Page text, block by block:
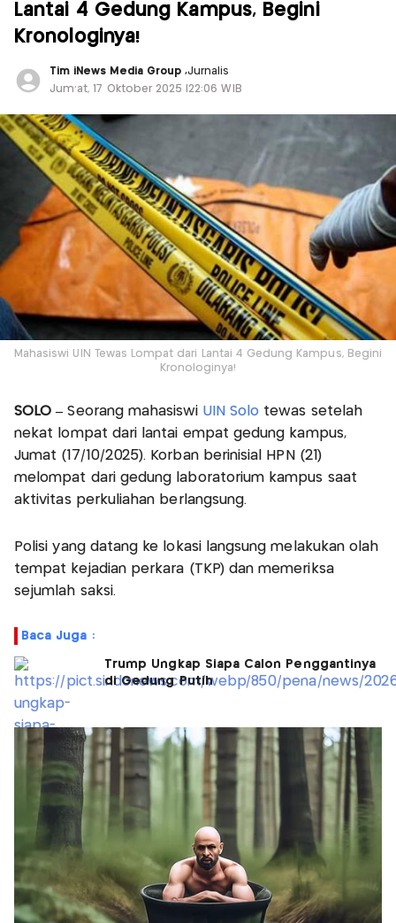
Lantai 4 Gedung Kampus, Begini
Kronologinya!
Tim iNews Media Group,Jurnalis
Jum'at, 17 Oktober 2025 |22:06 WIB
Mahasiswi UIN Tewas Lompat dari Lantai 4 Gedung Kampus, Begini
Kronologinya!
SOLO –Seorang mahasiswi UIN Solo tewas setelah
nekat lompat dari lantai empat gedung kampus,
Jumat (17/10/2025). Korban berinisial HPN (21)
melompat dari gedung laboratorium kampus saat
aktivitas perkuliahan berlangsung.
Polisi yang datang ke lokasi langsung melakukan olah
tempat kejadian perkara (TKP) dan memeriksa
sejumlah saksi.
Baca Juga :
Trump Ungkap Siapa Calon Penggantinya
di Gedung Putih